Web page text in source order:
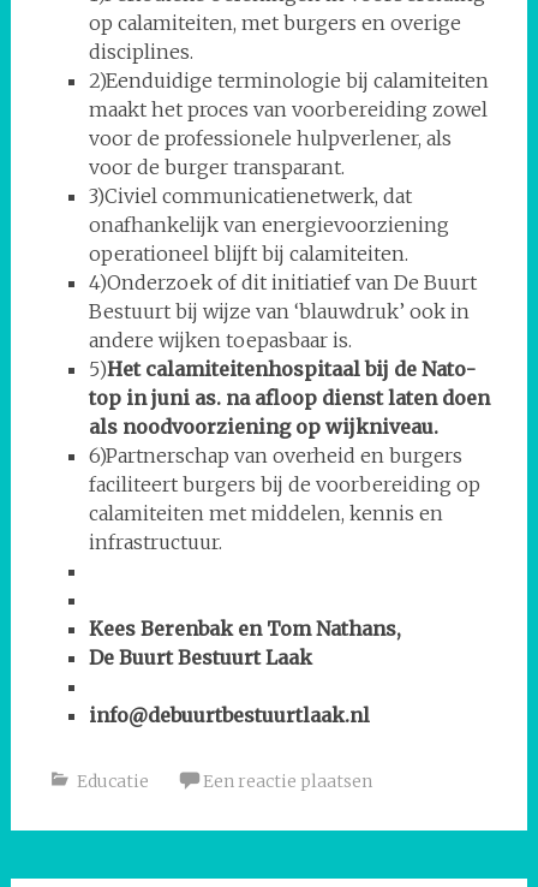
op calamiteiten, met burgers en overige
disciplines.
2)Eenduidige terminologie bij calamiteiten
maakt het proces van voorbereiding zowel
voor de professionele hulpverlener, als
voor de burger transparant.
3)Civiel communicatienetwerk, dat
onafhankelijk van energievoorziening
operationeel blijft bij calamiteiten.
4)Onderzoek of dit initiatief van De Buurt
Bestuurt bij wijze van ‘blauwdruk’ ook in
andere wijken toepasbaar is.
5)Het calamiteitenhospitaal bij de Nato-
top in juni as. na afloop dienst laten doen
als noodvoorziening op wijkniveau.
6)Partnerschap van overheid en burgers
faciliteert burgers bij de voorbereiding op
calamiteiten met middelen, kennis en
infrastructuur.
Kees Berenbak en Tom Nathans,
De Buurt Bestuurt Laak
info@debuurtbestuurtlaak.nl
Educatie Een reactie plaatsen